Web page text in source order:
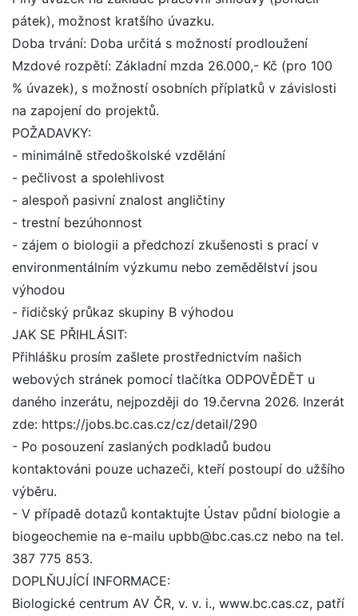
pátek), možnost kratšího úvazku.
Doba trvání: Doba určitá s možností prodloužení
Mzdové rozpětí: Základní mzda 26.000,- Kč (pro 100
% úvazek), s možností osobních příplatků v závislosti
na zapojení do projektů.
POŽADAVKY:
- minimálně středoškolské vzdělání
- pečlivost a spolehlivost
- alespoň pasivní znalost angličtiny
- trestní bezúhonnost
- zájem o biologii a předchozí zkušenosti s prací v
environmentálním výzkumu nebo zemědělství jsou
výhodou
- řidičský průkaz skupiny B výhodou
JAK SE PŘIHLÁSIT:
Přihlášku prosím zašlete prostřednictvím našich
webových stránek pomocí tlačítka ODPOVĚDĚT u
daného inzerátu, nejpozději do 19.června 2026. Inzerát
zde: https://jobs.bc.cas.cz/cz/detail/290
- Po posouzení zaslaných podkladů budou
kontaktováni pouze uchazeči, kteří postoupí do užšího
výběru.
- V případě dotazů kontaktujte Ústav půdní biologie a
biogeochemie na e-mailu upbb@bc.cas.cz nebo na tel.
387 775 853.
DOPLŇUJÍCÍ INFORMACE:
Biologické centrum AV ČR, v. v. i., www.bc.cas.cz, patří